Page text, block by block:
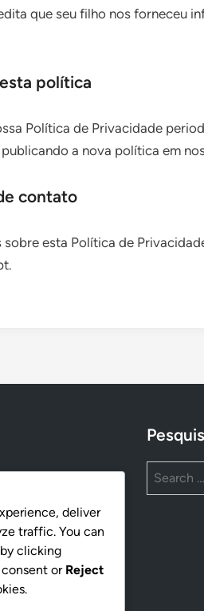
que seu filho nos forneceu
política
Política de Privacidade
a nova política em
contato
sobre esta Política de
.
Search
deliver
traffic. You can
clicking
or Reject